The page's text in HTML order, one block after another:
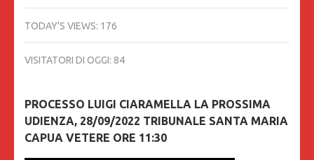
TODAY'S VIEWS: 176
VISITATORI DI OGGI: 84
PROCESSO LUIGI CIARAMELLA LA PROSSIMA
UDIENZA, 28/09/2022 TRIBUNALE SANTA MARIA
CAPUA VETERE ORE 11:30